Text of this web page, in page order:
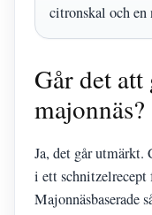
citronskal och en
Går det att
majonnäs?
Ja, det går
i ett
Majonnäsbaserade